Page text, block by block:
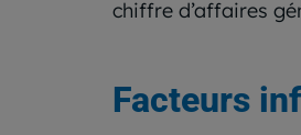
chiffre d’affaires
Facteurs